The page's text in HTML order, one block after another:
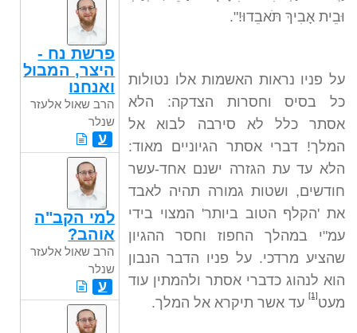
וּבֵית אָבִיךְ תֹּאבֵדוּ!".
על פניו נראות האשמות אלו נטולות
כל בסיס וחסרות הצדקה: הלא
אסתר כלל לא סירבה לבוא אל
המלך! דברי אסתר הגיוניים מאוד:
הלא עד עת הגזרה ישנם אחד-עשר
חודשים, ושטות גמורה תהיה לאבד
את 'הקלף הטוב ביותר' המצוי בידי
עמ"י במהלך החפוז וחסר ההגיון
שהציע מרדכי. על פניו הדבר הנבון
הוא לנהוג כדברי אסתר ולהמתין עוד
מעט[1] עד אשר תיקרא אל המלך.
פרשת נח -
היצר, המבול
ואנחנו
הרב שאול אלעזר
שנלר
ע
למי הקב"ה
אוהב?
הרב שאול אלעזר
שנלר
ע